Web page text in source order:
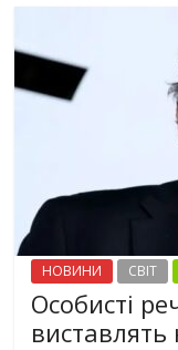
НОВИНИ СВІТ
Особисті
виставлять